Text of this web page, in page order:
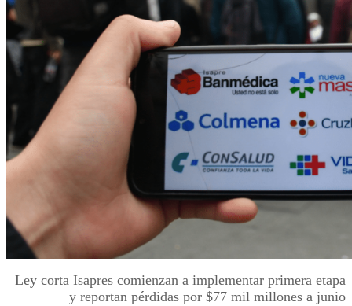
Ley corta Isapres comienzan a implementar primera etapa
y reportan pérdidas por $77 mil millones a junio